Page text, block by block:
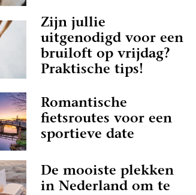
Zijn jullie
uitgenodigd voor een
bruiloft op vrijdag?
Praktische tips!
Romantische
fietsroutes voor een
sportieve date
De mooiste plekken
in Nederland om te